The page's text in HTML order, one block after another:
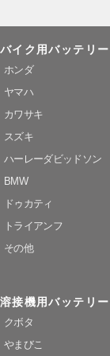
バイク用バッテリー
ホンダ
ヤマハ
カワサキ
スズキ
ハーレーダビッドソン
BMW
ドゥカティ
トライアンフ
その他
溶接機用バッテリー
クボタ
やまびこ